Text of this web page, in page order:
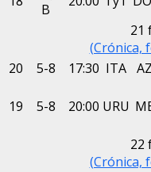
B
21
(Crónica,
20
5-8 17:30 ITA
19 5-8 20:00 URU
22
(Crónica,